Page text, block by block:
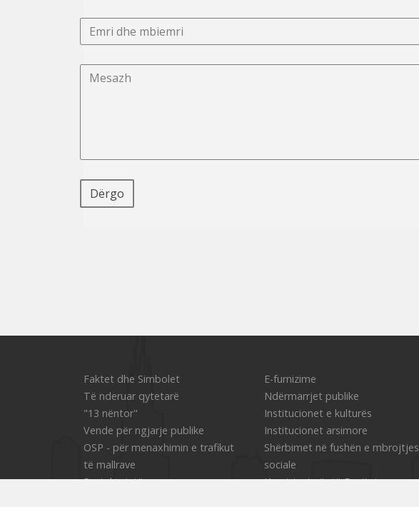
Dërgo
Faktet dhe Simbolet
Të nderuar qytetarë
"13 nëntor"
Vende për ngjarje publike
OSP - për menaxhimin e trafikut
të mallrave
Portal i vjetër
Е-furnizime
Ndërmarrjet publike
Institucionet e kulturës
Institucionet arsimore
Shërbimet në fushën e mbrojtjes
sociale
Komisioni për të Drejtat e